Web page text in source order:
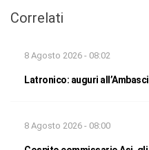
Correlati
8 Agosto 2026 - 08:02
Latronico: auguri
8 Agosto 2026 - 08:00